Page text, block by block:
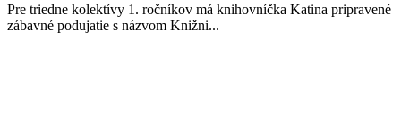
Pre triedne kolektívy 1. ročníkov má knihovníčka Katina pripravené
zábavné podujatie s názvom Knižni...